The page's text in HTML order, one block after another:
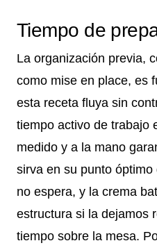
Tiempo de
La organización previa,
como mise en place, es
esta receta fluya sin
tiempo activo de trabajo
medido y a la mano
sirva en su punto
no espera, y la crema
estructura si la dejamos
tiempo sobre la mesa.